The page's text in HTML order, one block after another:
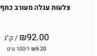
צלעות עגלה מעורב
₪92.00 / ק"ג
₪9.20 ל-100 גרם